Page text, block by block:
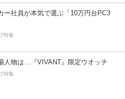
ー社員が本気で選ぶ「10万円台PC3
特集
人物は…『VIVANT』限定ウオッチ
特集